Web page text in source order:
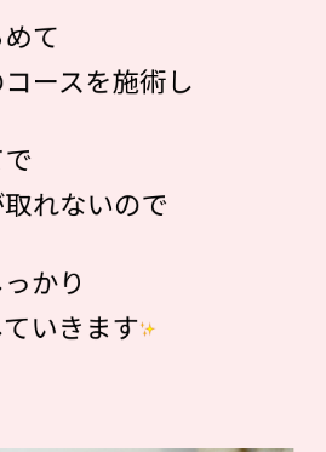
て
ースを施術し
れないので
かり
いきます